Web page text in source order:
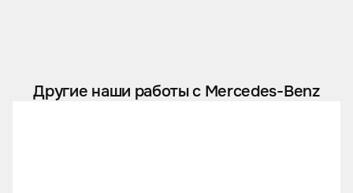
Другие наши работы с Mercedes-Benz